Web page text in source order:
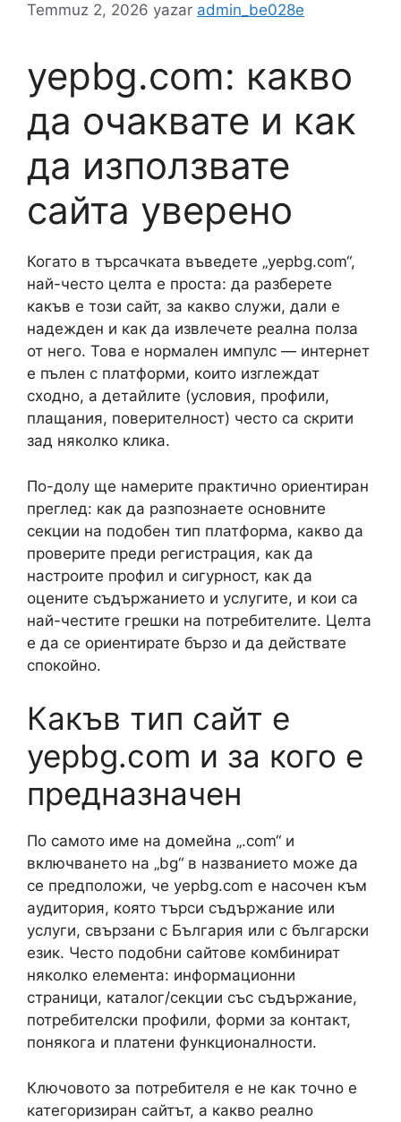
Temmuz 2, 2026 yazar admin_be028e
yepbg.com: какво
да очаквате и как
да използвате
сайта уверено
Когато в търсачката въведете „yepbg.com“,
най-често целта е проста: да разберете
какъв е този сайт, за какво служи, дали е
надежден и как да извлечете реална полза
от него. Това е нормален импулс — интернет
е пълен с платформи, които изглеждат
сходно, а детайлите (условия, профили,
плащания, поверителност) често са скрити
зад няколко клика.
По-долу ще намерите практично ориентиран
преглед: как да разпознаете основните
секции на подобен тип платформа, какво да
проверите преди регистрация, как да
настроите профил и сигурност, как да
оцените съдържанието и услугите, и кои са
най-честите грешки на потребителите. Целта
е да се ориентирате бързо и да действате
спокойно.
Какъв тип сайт е
yepbg.com и за кого е
предназначен
По самото име на домейна „.com“ и
включването на „bg“ в названието може да
се предположи, че yepbg.com е насочен към
аудитория, която търси съдържание или
услуги, свързани с България или с български
език. Често подобни сайтове комбинират
няколко елемента: информационни
страници, каталог/секции със съдържание,
потребителски профили, форми за контакт,
понякога и платени функционалности.
Ключовото за потребителя е не как точно е
категоризиран сайтът, а какво реално